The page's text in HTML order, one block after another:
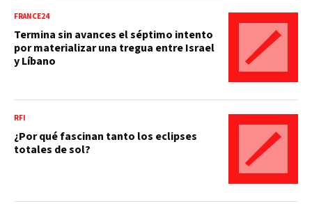
FRANCE24
Termina sin avances el séptimo intento
por materializar una tregua entre Israel
y Líbano
RFI
¿Por qué fascinan tanto los eclipses
totales de sol?